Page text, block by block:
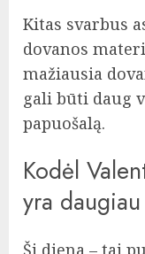
Kitas svarbus
dovanos
mažiausia
gali būti daug
papuošalą.
Kodėl
yra
Ši diena – tai